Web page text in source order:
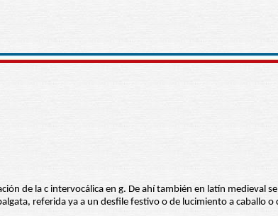
de la c intervocálica en g. De ahí también en latín medieval
referida ya a un desfile festivo o de lucimiento a caballo o